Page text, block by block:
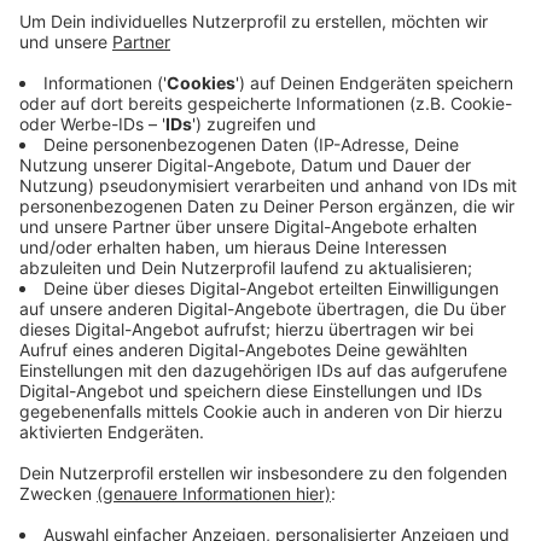
Anzeige
Geplant ist zum Beispiel, die Gasheizung durch eine
Wärmepumpe zu ersetzen. Allein für deisen Umbau
würden jetzt 756.000 Euro an Fördermitteln fehlen,
kritisiert die Viersener CDU. Das müsse nun der
städtische Haushalt auffangen. Die KfW hatte die
Förderung kurzfristig eingestellt, weil die
vorgesehenen Mittel wegen zu vieler Anträge nicht
ausgereicht haben.
Anzeige